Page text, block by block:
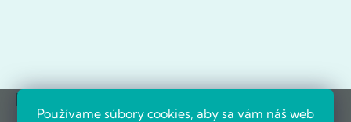
Používame súbory cookies, aby sa vám náš web
Referencie firiem